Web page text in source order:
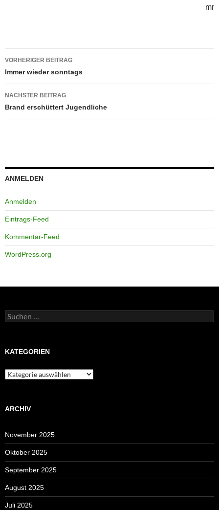
mr
Beitragsnavigation
VORHERIGER BEITRAG
Immer wieder sonntags
NÄCHSTER BEITRAG
Brand erschüttert Jugendliche
ANMELDEN
Anmelden
Eintrags-Feed
Kommentar-Feed
WordPress.org
Suchen
nach:
KATEGORIEN
Kategorien
ARCHIV
November 2025
Oktober 2025
September 2025
August 2025
Juli 2025